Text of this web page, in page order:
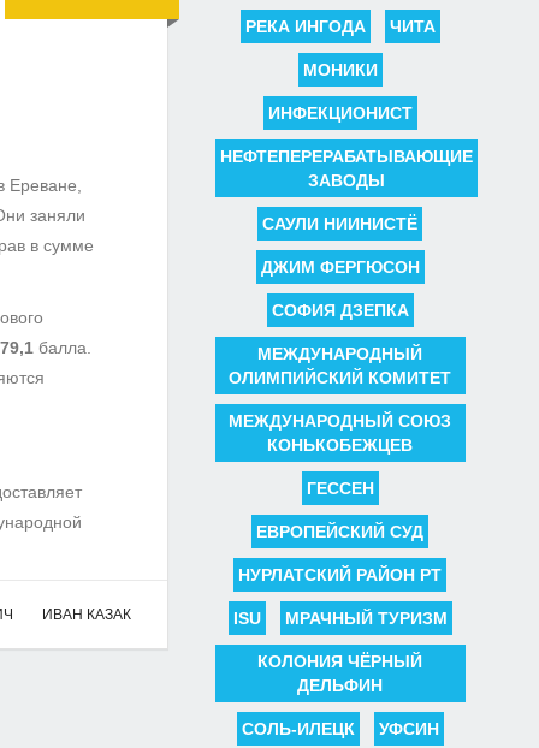
Ереване,
заняли
в сумме
балла.
ИВАН КАЗАК
РЕКА ИНГОДА ЧИТА
МОНИКИ
ИНФЕКЦИОНИСТ
НЕФТЕПЕРЕРАБАТЫВАЮЩИЕ
ЗАВОДЫ
САУЛИ НИИНИСТЁ
ДЖИМ ФЕРГЮСОН
СОФИЯ ДЗЕПКА
МЕЖДУНАРОДНЫЙ
ОЛИМПИЙСКИЙ КОМИТЕТ
МЕЖДУНАРОДНЫЙ СОЮЗ
КОНЬКОБЕЖЦЕВ
ГЕССЕН
ЕВРОПЕЙСКИЙ СУД
НУРЛАТСКИЙ РАЙОН РТ
ISU МРАЧНЫЙ ТУРИЗМ
КОЛОНИЯ ЧЁРНЫЙ
ДЕЛЬФИН
СОЛЬ-ИЛЕЦК УФСИН